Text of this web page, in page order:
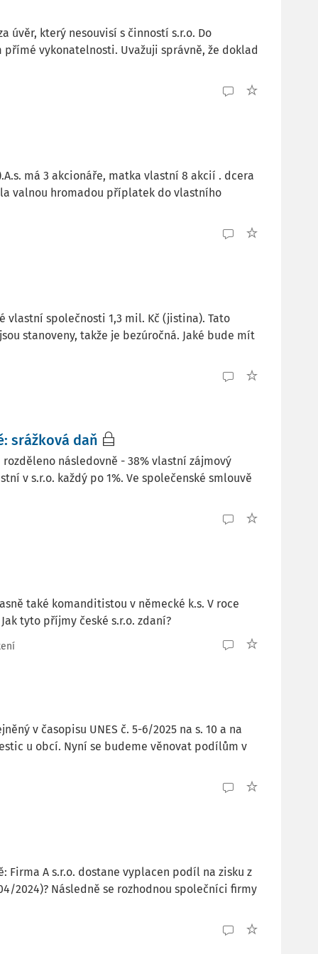
úvěr, který nesouvisí s činností s.r.o. Do
vykonatelnosti. Uvažuji správně, že doklad
má 3 akcionáře, matka vlastní 8 akcií . dcera
valnou hromadou příplatek do vlastního
vlastní společnosti 1,3 mil. Kč (jistina). Tato
stanoveny, takže je bezúročná. Jaké bude mít
srážková daň
následovně - 38% vlastní zájmový
v s.r.o. každý po 1%. Ve společenské smlouvě
také komanditistou v německé k.s. V roce
tyto příjmy české s.r.o. zdaní?
v časopisu UNES č. 5-6/2025 na s. 10 a na
u obcí. Nyní se budeme věnovat podílům v
A s.r.o. dostane vyplacen podíl na zisku z
2024)? Následně se rozhodnou společníci firmy